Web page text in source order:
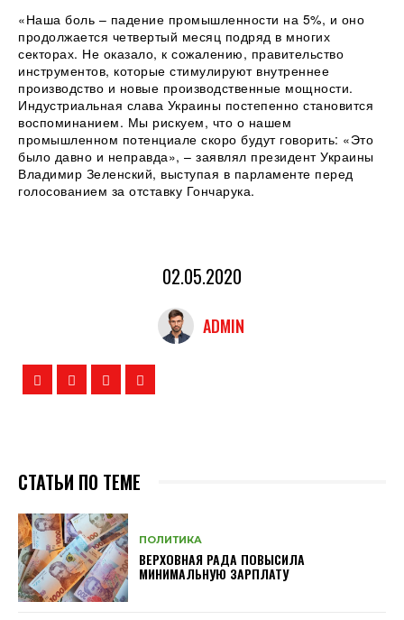
«Наша боль – падение промышленности на 5%, и оно
продолжается четвертый месяц подряд в многих
секторах. Не оказало, к сожалению, правительство
инструментов, которые стимулируют внутреннее
производство и новые производственные мощности.
Индустриальная слава Украины постепенно становится
воспоминанием. Мы рискуем, что о нашем
промышленном потенциале скоро будут говорить: «Это
было давно и неправда», – заявлял президент Украины
Владимир Зеленский, выступая в парламенте перед
голосованием за отставку Гончарука.
02.05.2020
ADMIN
СТАТЬИ ПО ТЕМЕ
ПОЛИТИКА
ВЕРХОВНАЯ РАДА ПОВЫСИЛА
МИНИМАЛЬНУЮ ЗАРПЛАТУ